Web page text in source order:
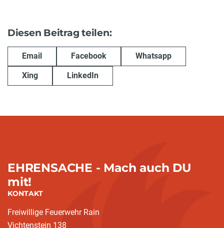
Diesen Beitrag teilen:
Email Facebook Whatsapp
Xing LinkedIn
EHRENSACHE - Mach auch DU
mit!
KONTAKT
Freiwillige Feuerwehr Rain
Vichtenstein 138